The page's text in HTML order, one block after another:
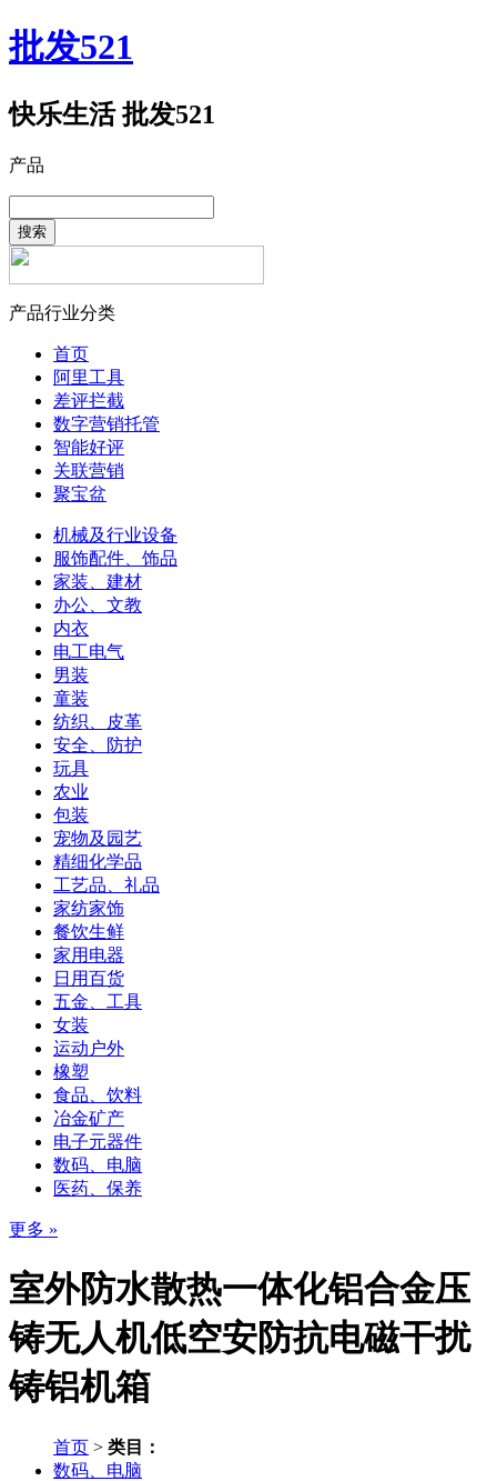
批发521
快乐生活 批发521
产品
搜索
产品行业分类
首页
阿里工具
差评拦截
数字营销托管
智能好评
关联营销
聚宝盆
机械及行业设备
服饰配件、饰品
家装、建材
办公、文教
内衣
电工电气
男装
童装
纺织、皮革
安全、防护
玩具
农业
包装
宠物及园艺
精细化学品
工艺品、礼品
家纺家饰
餐饮生鲜
家用电器
日用百货
五金、工具
女装
运动户外
橡塑
食品、饮料
冶金矿产
电子元器件
数码、电脑
医药、保养
更多 »
室外防水散热一体化铝合金压
铸无人机低空安防抗电磁干扰
铸铝机箱
首页 > 类目：
数码、电脑